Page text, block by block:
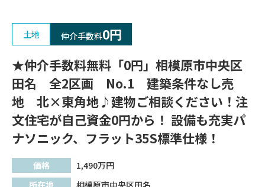
土地 仲介手数料0円
★仲介手数料無料「0円」相模原市中央区
田名 全2区画 No.1 建築条件なし売
地 北×東角地♪建物ご相談ください！注
文住宅が自己資金0円から！ 設備も充実パ
ナソニック、フラット35S標準仕様！
価格 1,490万円